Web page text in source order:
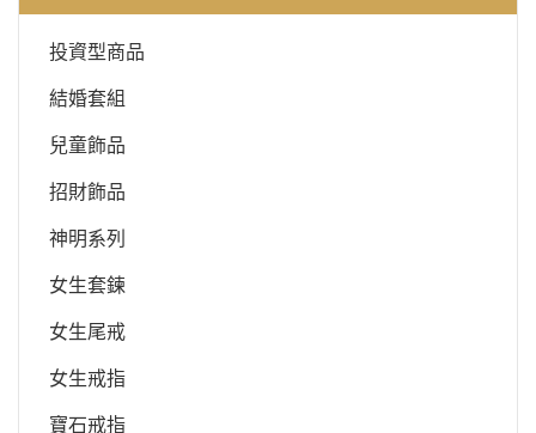
投資型商品
結婚套組
兒童飾品
招財飾品
神明系列
女生套鍊
女生尾戒
女生戒指
寶石戒指